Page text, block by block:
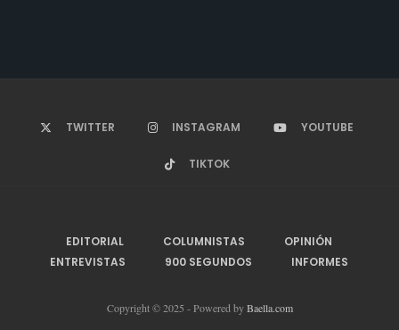
TWITTER INSTAGRAM YOUTUBE
TIKTOK
EDITORIAL COLUMNISTAS
OPINIÓN
ENTREVISTAS
900 SEGUNDOS INFORMES
Copyright © 2025 - Powered byBaella.com